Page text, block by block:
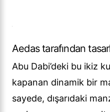
Aedas tarafından
Abu Dabi’deki bu ikiz
kapanan dinamik bir
sayede, dışarıdaki